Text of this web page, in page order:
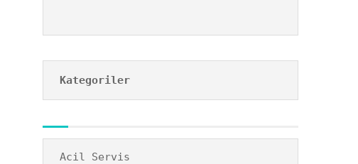
Kategoriler
Acil Servis